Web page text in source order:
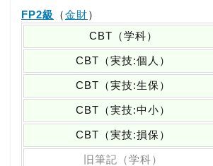
FP2級 （金財）
CBT（学科）
CBT（実技:個人）
CBT（実技:生保）
CBT（実技:中小）
CBT（実技:損保）
旧筆記（学科）